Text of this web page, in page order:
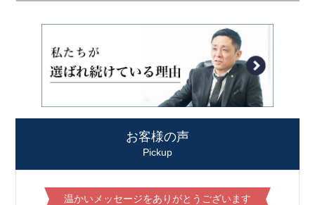
お客様の声
Pickup
温かいメッセージをありがとうございます